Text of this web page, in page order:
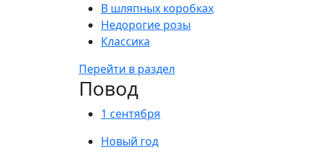
В шляпных коробках
Недорогие розы
Классика
Перейти в раздел
Повод
1 сентября
Новый год